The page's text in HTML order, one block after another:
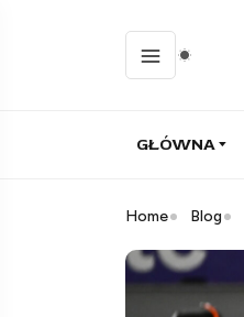
GŁÓWNA
Home Blog